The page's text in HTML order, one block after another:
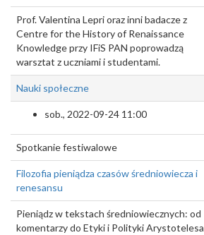
Prof. Valentina Lepri oraz inni badacze z
Centre for the History of Renaissance
Knowledge przy IFiS PAN poprowadzą
warsztat z uczniami i studentami.
Nauki społeczne
sob., 2022-09-24 11:00
Spotkanie festiwalowe
Filozofia pieniądza czasów średniowiecza i
renesansu
Pieniądz w tekstach średniowiecznych: od
komentarzy do Etyki i Polityki Arystotelesa